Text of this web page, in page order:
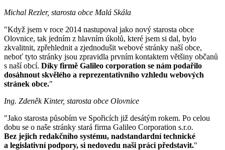
Michal Rezler, starosta obce Malá Skála
"Když jsem v roce 2014 nastupoval jako nový starosta obce
Olovnice, tak jedním z hlavním úkolů, které jsem si dal, bylo
zkvalitnit, zpřehlednit a zjednodušit webové stránky naší obce,
neboť tyto stránky jsou zpravidla prvním kontaktem většiny občanů
s naší obcí. Díky firmě Galileo corporation se nám podařilo
dosáhnout skvělého a reprezentativního vzhledu webových
stránek obce."
Ing. Zdeněk Kinter, starosta obce Olovnice
"Jako starosta působím ve Spořicích již desátým rokem. Po celou
dobu se o naše stránky stará firma Galileo Corporation s.r.o.
Bez jejich redakčního systému, nadstandardní technické
a legislativní podpory, si nedovedu naši práci představit."